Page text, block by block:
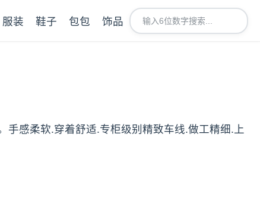
服装 鞋子 包包 饰品
感柔软.穿着舒适.专柜级别精致车线.做工精细.上